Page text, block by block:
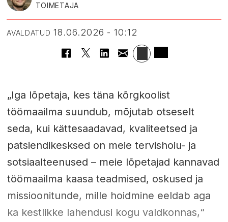
TOIMETAJA
AVALDATUD 18.06.2026 - 10:12
„Iga lõpetaja, kes täna kõrgkoolist
töömaailma suundub, mõjutab otseselt
seda, kui kättesaadavad, kvaliteetsed ja
patsiendikesksed on meie tervishoiu- ja
sotsiaalteenused – meie lõpetajad kannavad
töömaailma kaasa teadmised, oskused ja
missioonitunde, mille hoidmine eeldab aga
ka kestlikke lahendusi kogu valdkonnas,“